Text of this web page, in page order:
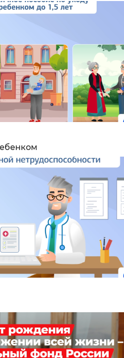
Цвет сайта
Инверсивный
Синий фон
ассистент
Остановить
настройки